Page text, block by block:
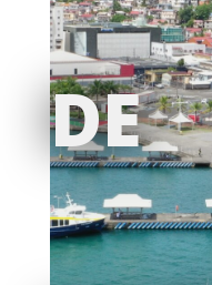
DE